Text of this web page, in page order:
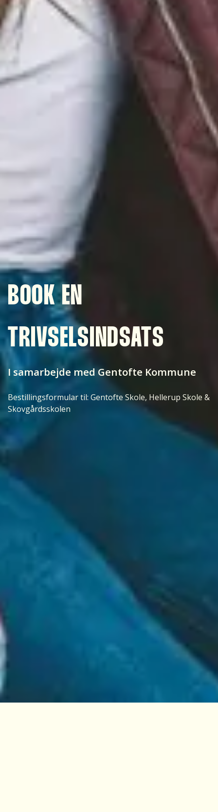
BOOK EN
TRIVSELSINDSATS
I samarbejde med Gentofte Kommune
Bestillingsformular til: Gentofte Skole, Hellerup Skole &
Skovgårdsskolen